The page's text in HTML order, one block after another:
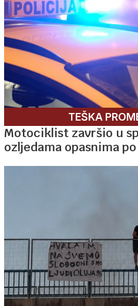
TEŠKA
Motociklist završio u
ozljedama opasnima